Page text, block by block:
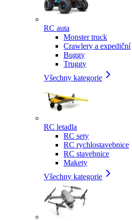
RC auta
Monster truck
Crawlery a expediční
Buggy
Truggy
Všechny kategorie
RC letadla
RC sety
RC rychlostavebnice
RC stavebnice
Makety
Všechny kategorie